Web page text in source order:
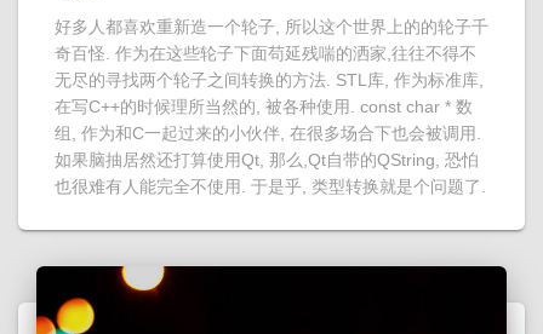
好多人都喜欢重新造一个轮子, 所以这个世界上的的轮子千
奇百怪. 作为在这些轮子下面苟延残喘的洒家,往往不得不
无尽的寻找两个轮子之间转换的方法. STL库, 作为标准库,
在写C++的时候理所当然的, 被各种使用. const char * 数
组, 作为和C一起过来的小伙伴, 在很多场合下也会被调用.
如果脑抽居然还打算使用Qt, 那么,Qt自带的QString, 恐怕
也很难有人能完全不使用. 于是乎, 类型转换就是个问题了.